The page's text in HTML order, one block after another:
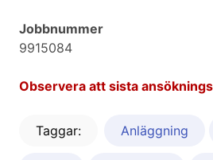
Jobbnummer
9915084
Observera att sista
Taggar: Anläggning